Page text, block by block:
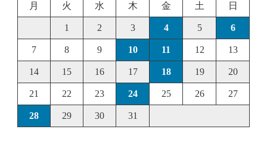
月
火 水 木 金 土 日
1 2 3 4 5 6
7 8 9 10 11 12 13
14 15 16 17 18 19 20
21 22 23 24 25 26 27
28 29 30 31